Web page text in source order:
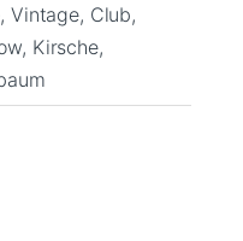
Vintage, Club,
Kirsche,